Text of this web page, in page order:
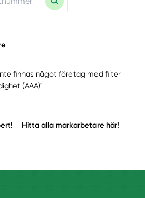
finnas något företag med filter
(AAA)"
Hitta alla markarbetare här!